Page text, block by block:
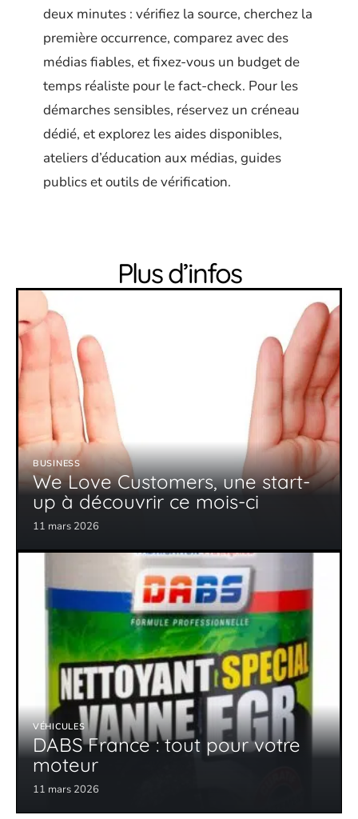
deux minutes : vérifiez la source, cherchez la
première occurrence, comparez avec des
médias fiables, et fixez-vous un budget de
temps réaliste pour le fact-check. Pour les
démarches sensibles, réservez un créneau
dédié, et explorez les aides disponibles,
ateliers d’éducation aux médias, guides
publics et outils de vérification.
Plus d’infos
BUSINESS
We Love Customers, une start-
up à découvrir ce mois-ci
11 mars 2026
VÉHICULES
DABS France : tout pour votre
moteur
11 mars 2026